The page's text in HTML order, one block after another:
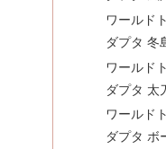
ワールド
ダプタ 冬
ワールド
ダプタ 太
ワールド
ダプタ ボ